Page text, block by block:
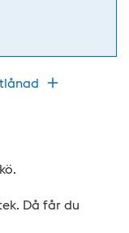
Då får du